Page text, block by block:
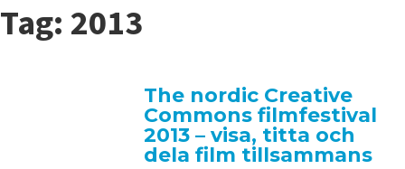
Tag: 2013
The nordic Creative
Commons filmfestival
2013 – visa, titta och
dela film tillsammans